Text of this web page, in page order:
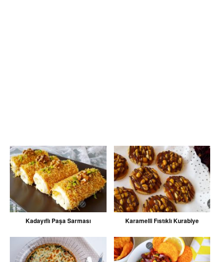
Kadayıflı Paşa Sarması Karamelli Fıstıklı Kurabiye